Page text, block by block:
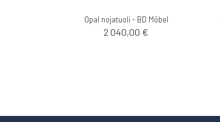
Opal nojatuoli - BD Möbel
2 040,00 €